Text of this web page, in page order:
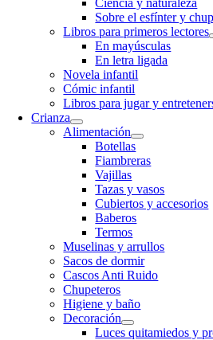
Ciencia y naturaleza
Sobre el esfínter y
Libros para primeros lectores
En mayúsculas
En letra ligada
Novela infantil
Cómic infantil
Libros para jugar y
Crianza
Alimentación
Botellas
Fiambreras
Vajillas
Tazas y vasos
Cubiertos y accesorios
Baberos
Termos
Muselinas y arrullos
Sacos de dormir
Cascos Anti Ruido
Chupeteros
Higiene y baño
Decoración
Luces quitamiedos y